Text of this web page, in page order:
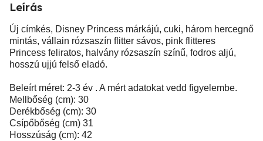
Leírás
Új címkés, Disney Princess márkájú, cuki, három hercegnő
mintás, vállain rózsaszín flitter sávos, pink flitteres
Princess feliratos, halvány rózsaszín színű, fodros aljú,
hosszú ujjú felső eladó.
Beleírt méret: 2-3 év . A mért adatokat vedd figyelembe.
Mellbőség (cm): 30
Derékbőség (cm): 30
Csípőbőség (cm) 31
Hosszúság (cm): 42